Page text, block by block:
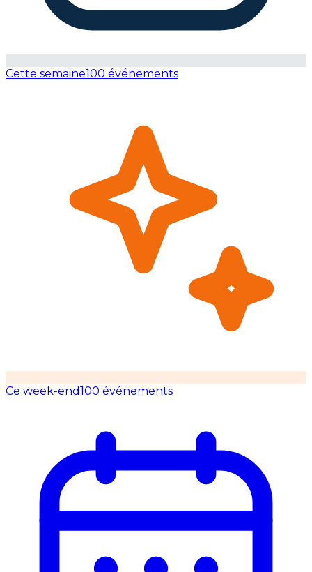
Cette semaine100 événements
Ce week-end100 événements